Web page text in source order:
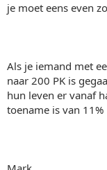
je moet eens even
Als je iemand met
naar 200 PK is
hun leven er vanaf
toename is van 11%